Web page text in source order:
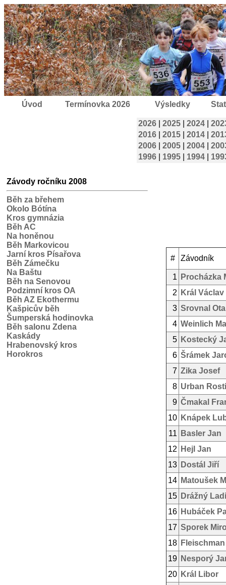
Úvod Termínovka 2026 Výsledky
2026 2025 2024
2016
2015 2014
2006
2005 2004
1996
1995 1994
Závody ročníku 2008
Běh za břehem
Okolo Bótína
Kros gymnázia
Běh AC
Na honěnou
Běh Markovicou
Jarní kros Písařova
Běh Zámečku
Na Baštu
Běh na Senovou
Podzimní kros OA
Běh AZ Ekothermu
Kašpicův běh
Šumperská hodinovka
Běh salonu Zdena
Kaskády
Hrabenovský kros
Horokros
# Závodník
1
Procházka
2
Král Václav
3 Srovnal
4 Weinlich
5 Kostecký
6 Šrámek
7 Zika Josef
8 Urban
9 Čmakal
10 Knápek
11
Basler Jan
12
Hejl Jan
13 Dostál Jiří
14 Matoušek
15 Drážný
16 Hubáček
17 Sporek
18
19 Nesporý
20 Král Libor